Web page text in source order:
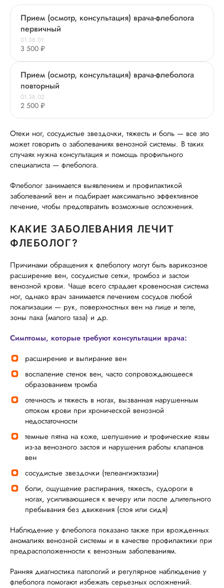
Прием (осмотр, консультация) врача-флеболога
первичный
01.38.01
3 500 ₽
Прием (осмотр, консультация) врача-флеболога
повторный
01.38.02
2 500 ₽
Отеки ног, сосудистые звездочки, тяжесть и боль — все это
может говорить о заболеваниях венозной системы. В таких
случаях нужна консультация и помощь профильного
специалиста — флеболога.
Флеболог занимается выявлением и профилактикой
заболеваний вен и подбирает максимально эффективное
лечение, чтобы предотвратить возможные осложнения.
КАКИЕ ЗАБОЛЕВАНИЯ ЛЕЧИТ
ФЛЕБОЛОГ?
Причинами обращения к флебологу могут быть варикозное
расширение вен, сосудистые сетки, тромбоз и застои
венозной крови. Чаще всего страдает кровеносная система
ног, однако врач занимается лечением сосудов любой
локализации — рук, поверхностных вен на лице и теле,
зоны паха (малого таза) и др.
Симптомы, которые требуют консультации врача:
расширение и выпирание вен
воспаление стенок вен, часто сопровождающееся
образованием тромба
отечность и тяжесть в ногах, вызванная нарушенным
оттоком крови при хронической венозной
недостаточности
темные пятна на коже, шелушение и трофические язвы
из-за венозного застоя и нарушения работы клапанов
вен
сосудистые звездочки (телеангиэктазии)
боли, ощущение распирания, тяжесть, судороги в
ногах, усиливающиеся к вечеру или после длительного
пребывания без движения (стоя или сидя)
Наблюдение у флеболога показано также при врожденных
аномалиях венозной системы и в качестве профилактики при
предрасположенности к венозным заболеваниям.
Ранняя диагностика патологий и регулярное наблюдение у
флеболога помогают избежать серьезных осложнений.